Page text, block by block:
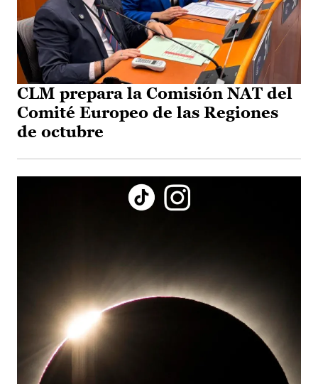
CLM prepara la Comisión NAT del
Comité Europeo de las Regiones
de octubre